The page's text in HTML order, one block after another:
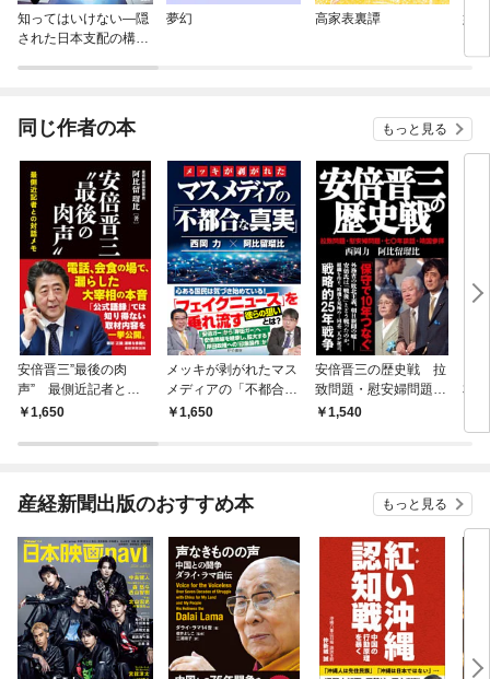
知ってはいけない—隠
された日本支配の構造
夢幻 高家表裏譚 姫
同じ作者の本 もっと見る
安倍晋三”最後の肉
声” 最側近記者との
対話メモ
1,650
メッキが剥がれたマス
メディアの「不都合な
真実」
1,650
安倍晋三の歴史戦 拉
致問題・慰安婦問題・
七〇年談話・靖国参拝
1,540
本
産経新聞出版のおすすめ本 もっと見る